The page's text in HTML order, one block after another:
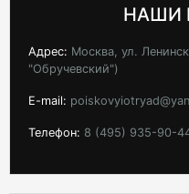
НАШИ
Адрес: Москва, ул.
"Обручевский")
E-mail:
Телефон: 8 (495) 935-90-